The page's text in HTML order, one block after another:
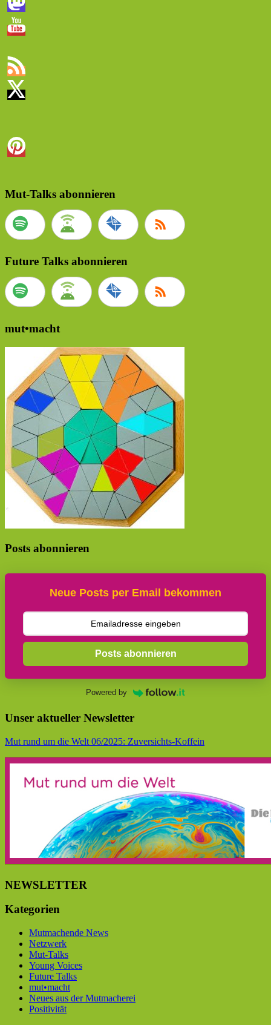
Mut-Talks abonnieren
Future Talks abonnieren
mut•macht
Posts abonnieren
Neue Posts per Email bekommen
Posts abonnieren
Powered by
Unser aktueller Newsletter
Mut rund um die Welt 06/2025: Zuversichts-Koffein
NEWSLETTER
Kategorien
Mutmachende News
Netzwerk
Mut-Talks
Young Voices
Future Talks
mut•macht
Neues aus der Mutmacherei
Positivität